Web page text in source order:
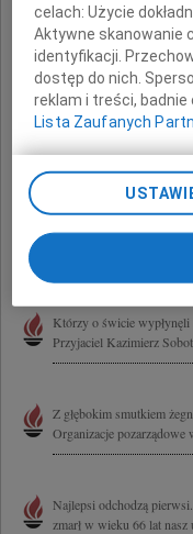
Z głębokim żalem
Instytucie Teorii
Najgłębsze wyrazy
koleżanki i koledzy z
Ze smutkiem przyjęliśmy
Szczere wyrazy
Którzy o świcie
Przyjaciel Kazimierz
Z głębokim smutkiem
Organizacje pozarządowe
Najlepsi odchodzą
zmarł w wieku 66 lat
celach:Użycie
Aktywne skanowanie
identyfikacji.
dostęp do nich.
reklam i treści, badnie
Lista Zaufanych